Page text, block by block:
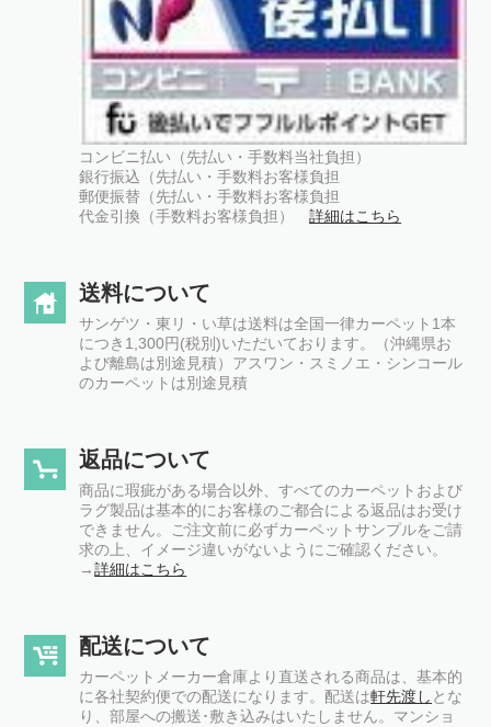
コンビニ払い（先払い・手数料当社負担）
銀行振込（先払い・手数料お客様負担
郵便振替（先払い・手数料お客様負担
代金引換（手数料お客様負担）詳細はこちら
送料について
サンゲツ・東リ・い草は送料は全国一律カーペット1本
につき1,300円(税別)いただいております。（沖縄県お
よび離島は別途見積）アスワン・スミノエ・シンコール
のカーペットは別途見積
返品について
商品に瑕疵がある場合以外、すべてのカーペットおよび
ラグ製品は基本的にお客様のご都合による返品はお受け
できません。ご注文前に必ずカーペットサンプルをご請
求の上、イメージ違いがないようにご確認ください。
→詳細はこちら
配送について
カーペットメーカー倉庫より直送される商品は、基本的
に各社契約便での配送になります。配送は軒先渡し とな
り、部屋への搬送･敷き込みはいたしません。マンショ